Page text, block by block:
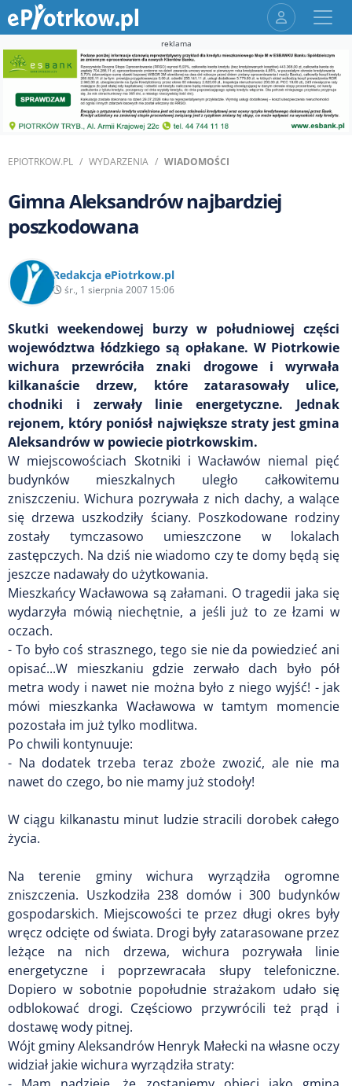
reklama
EPIOTRKOW.PL WYDARZENIA WIADOMOŚCI
Gimna Aleksandrów najbardziej
poszkodowana
Redakcja ePiotrkow.pl
śr., 1 sierpnia 2007 15:06
Skutki weekendowej burzy w południowej części
województwa łódzkiego są opłakane. W Piotrkowie
wichura przewróciła znaki drogowe i wyrwała
kilkanaście drzew, które zatarasowały ulice,
chodniki i zerwały linie energetyczne. Jednak
rejonem, który poniósł największe straty jest gmina
Aleksandrów w powiecie piotrkowskim.
W miejscowościach Skotniki i Wacławów niemal pięć
budynków mieszkalnych uległo całkowitemu
zniszczeniu. Wichura pozrywała z nich dachy, a walące
się drzewa uszkodziły ściany. Poszkodowane rodziny
zostały tymczasowo umieszczone w lokalach
zastępczych. Na dziś nie wiadomo czy te domy będą się
jeszcze nadawały do użytkowania.
Mieszkańcy Wacławowa są załamani. O tragedii jaka się
wydarzyła mówią niechętnie, a jeśli już to ze łzami w
oczach.
- To było coś strasznego, tego sie nie da powiedzieć ani
opisać...W mieszkaniu gdzie zerwało dach było pół
metra wody i nawet nie można było z niego wyjść! - jak
mówi mieszkanka Wacławowa w tamtym momencie
pozostała im już tylko modlitwa.
Po chwili kontynuuje:
- Na dodatek trzeba teraz zboże zwozić, ale nie ma
nawet do czego, bo nie mamy już stodoły!
W ciągu kilkanastu minut ludzie stracili dorobek całego
życia.
Na terenie gminy wichura wyrządziła ogromne
zniszczenia. Uszkodziła 238 domów i 300 budynków
gospodarskich. Miejscowości te przez długi okres były
wręcz odcięte od świata. Drogi były zatarasowane przez
leżące na nich drzewa, wichura pozrywała linie
energetyczne i poprzewracała słupy telefoniczne.
Dopiero w sobotnie popołudnie strażakom udało się
odblokować drogi. Częściowo przywrócili też prąd i
dostawę wody pitnej.
Wójt gminy Aleksandrów Henryk Małecki na własne oczy
widział jakie wichura wyrządziła straty: